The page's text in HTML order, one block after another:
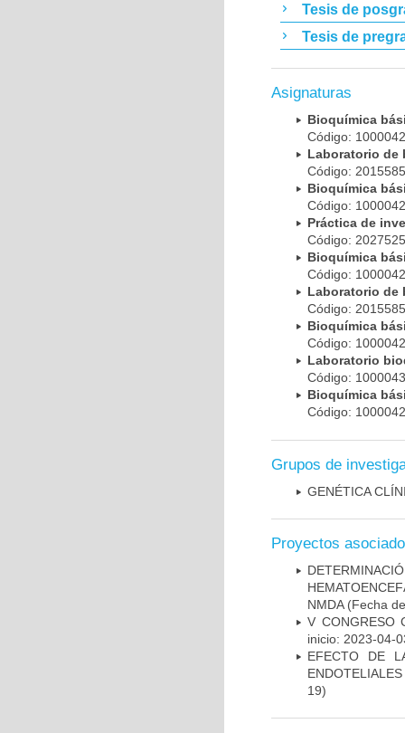
Tesis de
Tesis de
Asignaturas
Bioquímica
Código:
Laboratorio de
Código:
Bioquímica
Código:
Práctica de
Código:
Bioquímica
Código:
Laboratorio de
Código:
Bioquímica
Código:
Laboratorio
Código:
Bioquímica
Código:
Grupos de
GENÉTICA
Proyectos
NMDA(Fecha
V CONGRESO
inicio: 2023-04-
EFECTO DE
19)